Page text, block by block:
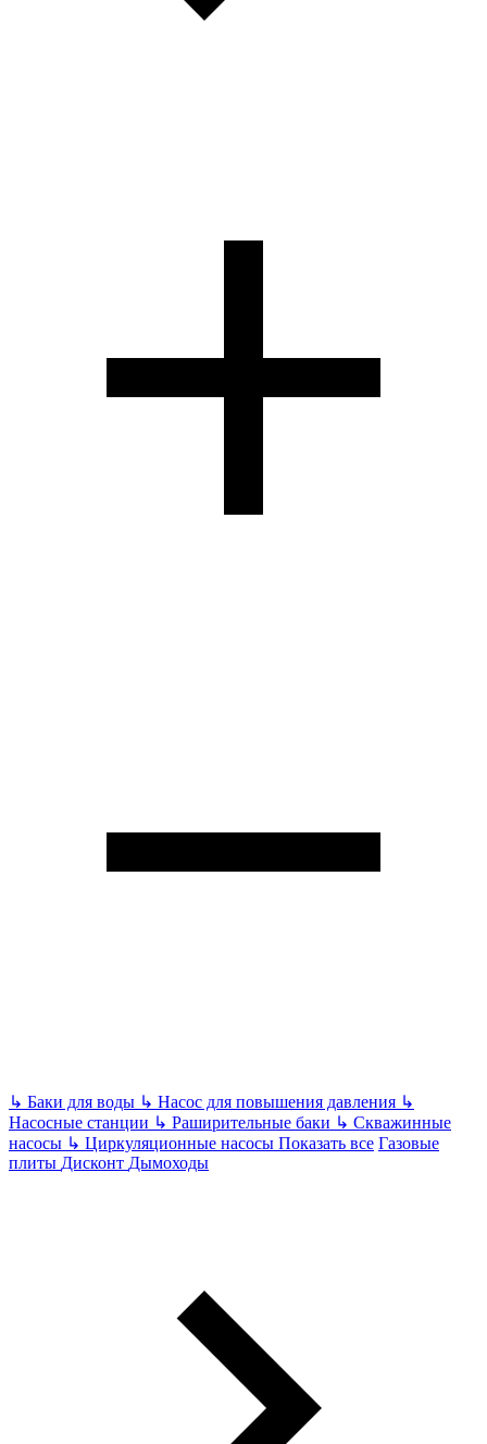
↳ Баки для воды ↳ Насос для повышения давления ↳
Насосные станции ↳ Раширительные баки ↳ Скважинные
насосы ↳ Циркуляционные насосы Показать все Газовые
плиты Дисконт Дымоходы